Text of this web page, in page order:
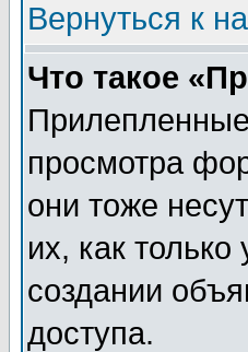
Вернуться к
Что такое
просмотра
они тоже
их, как
создании
доступа.